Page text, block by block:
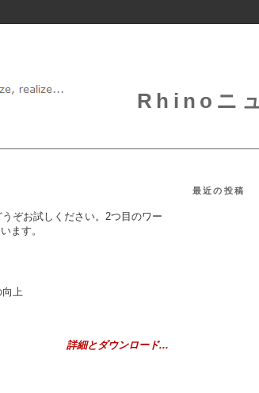
Rhinoニ
ぞお試しください。2つ目のワー
ます。
向上
詳細とダウンロード...
最近の投稿